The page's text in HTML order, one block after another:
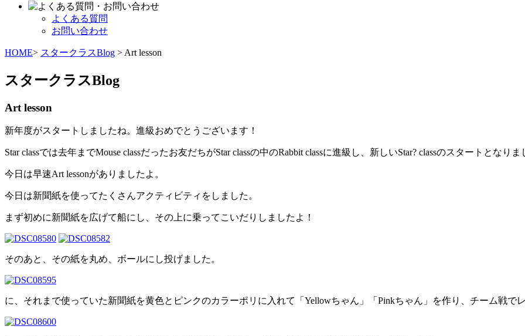
よくある質問
お問い合わせ
HOME> スタークラスBlog > Art lesson
スタークラスBlog
Art lesson
新年度がスタートしましたね。進級おめでとうございます！
Star classでは去年までMouse classだったお友だちがStar classの中のRabbit classに進級し、新しいStar? classのスタートとなりま
今日は早速Art lessonがありましたよ。
今日は新聞紙を使ってたくさんアクティビティをしました。
まず初めに新聞紙を広げて船にし、その上に乗ってこいだりしましたよ！
そのあと、その紙を丸め、ボールにし投げました。
に、それまで使っていた新聞紙を黄色とピンクのカラーポリに入れて「Yellowちゃん」「Pinkちゃん」を作り、チーム戦で